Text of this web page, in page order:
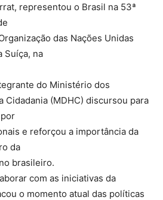
representou o Brasil na 53ª
das Nações Unidas
Suíça, na
do Ministério dos
Cidadania (MDHC) discursou para
e reforçou a importância da
da
brasileiro.
com as iniciativas da
o momento atual das políticas